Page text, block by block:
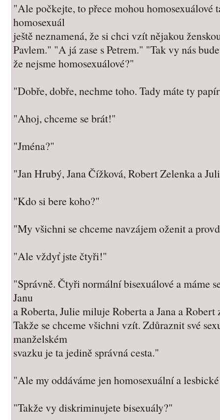
"Ale počkejte, to přece mohou homosexuálové
homosexuál
ještě neznamená, že si chci vzít nějakou
Pavlem." "A já zase s Petrem." "Tak vy nás
že nejsme homosexuálové?"
"Dobře, dobře, nechme toho. Tady máte ty
"Ahoj, chceme se brát!"
"Jména?"
"Jan Hrubý, Jana Čížková, Robert Zelenka a
"Kdo si bere koho?"
"My všichni se chceme navzájem oženit a
"Ale vždyť jste čtyři!"
"Správně. Čtyři normální bisexuálové a máme
Janu
a Roberta, Julie miluje Roberta a Jana a
Takže se chceme všichni vzít. Zdůraznit své
manželském
svazku je ta jedině správná cesta."
"Ale my oddáváme jen homosexuální a
"Takže vy diskriminujete bisexuály?"